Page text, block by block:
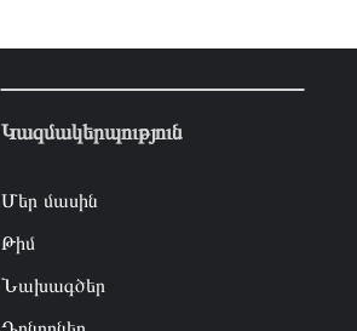
Կազմակերպություն
Մեր մասին
Թիմ
Նախագծեր